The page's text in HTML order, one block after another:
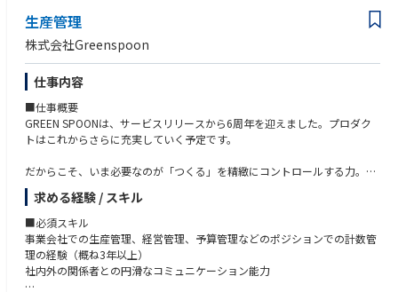
生産管理
株式会社Greenspoon
仕事内容
■仕事概要
GREEN SPOONは、サービスリリースから6周年を迎えました。プロダク
トはこれからさらに充実していく予定です。
だからこそ、いま必要なのが「つくる」を精緻にコントロールする力。
最適な生産量も、生産スケジュールも、商品のリリース計画も。事業の成
長に合わせて、ちゃんと設計していく必要があります。
その重要なポジションを担っていただきます。
このポジションの魅力
生産管理は、事業を支えるインフラであり、できて当たり前とされがちな
領域です。
求める経験 / スキル
■必須スキル
事業会社での生産管理、経営管理、予算管理などのポジションでの計数管
理の経験（概ね3年以上）
社内外の関係者との円滑なコミュニケーション能力